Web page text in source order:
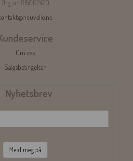
Org. nr. 915002420
Om oss
Salgsbetingelser
Nyhetsbrev
Meld meg på